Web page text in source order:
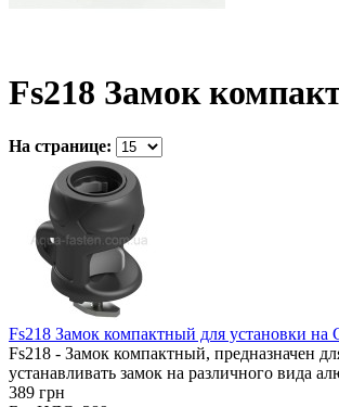
Fs218 Замок
На странице:
Fs218 Замок компактный для установки
Fs218 - Замок компактный, предназначен
устанавливать замок на различного вида
389 грн